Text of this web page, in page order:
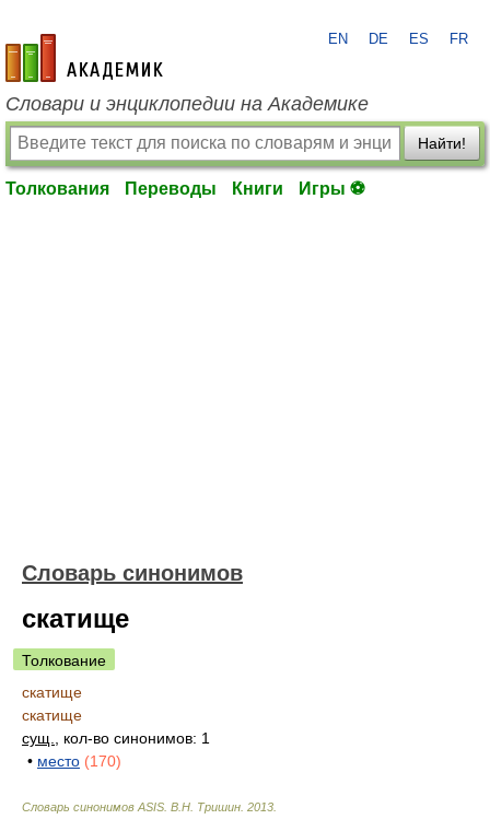
academic.ru
EN DE ES FR
Словари и энциклопедии на Академике
Найти!
Толкования Переводы Книги Игры ⚽
Словарь синонимов
скатище
Толкование
скатище
скатище
сущ.
, кол-во синонимов: 1
• место (170)
Словарь синонимов ASIS. В.Н. Тришин 2013